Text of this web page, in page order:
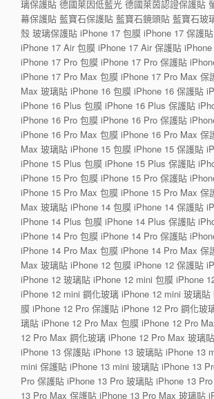
璃保護貼 德國萊因低藍光 德國萊茵認證保護貼
幕保護貼 藍寶石保護貼 藍寶石鏡頭貼 藍寶石玻
殼 玻璃保護貼 iPhone 17 包膜 iPhone 17 保護
iPhone 17 Air 包膜 iPhone 17 Air 保護貼
iPhone 17 Pro 包膜 iPhone 17 Pro 保護貼
iPhone 17 Pro Max 包膜 iPhone 17 Pro Max 保
Max 玻璃貼 iPhone 16 包膜 iPhone 16 保護貼
iPhone 16 Plus 包膜 iPhone 16 Plus 保護貼
iPhone 16 Pro 包膜 iPhone 16 Pro 保護貼
iPhone 16 Pro Max 包膜 iPhone 16 Pro Max 保
Max 玻璃貼 iPhone 15 包膜 iPhone 15 保護貼
iPhone 15 Plus 包膜 iPhone 15 Plus 保護貼
iPhone 15 Pro 包膜 iPhone 15 Pro 保護貼
iPhone 15 Pro Max 包膜 iPhone 15 Pro Max 保
Max 玻璃貼 iPhone 14 包膜 iPhone 14 保護貼
iPhone 14 Plus 包膜 iPhone 14 Plus 保護貼
iPhone 14 Pro 包膜 iPhone 14 Pro 保護貼
iPhone 14 Pro Max 包膜 iPhone 14 Pro Max 保
Max 玻璃貼 iPhone 12 包膜 iPhone 12 保護貼
iPhone 12 玻璃貼 iPhone 12 mini 包膜 iPhone
iPhone 12 mini 鋼化玻璃 iPhone 12 mini 玻璃
膜 iPhone 12 Pro 保護貼 iPhone 12 Pro 鋼化玻
璃貼 iPhone 12 Pro Max 包膜 iPhone 12 Pro
12 Pro Max 鋼化玻璃 iPhone 12 Pro Max 玻璃
iPhone 13 保護貼 iPhone 13 玻璃貼 iPhone 13
mini 保護貼 iPhone 13 mini 玻璃貼 iPhone 13
Pro 保護貼 iPhone 13 Pro 玻璃貼 iPhone 13
13 Pro Max 保護貼 iPhone 13 Pro Max 玻璃貼